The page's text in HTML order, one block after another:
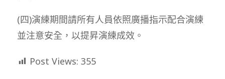
(四)演練期間請所有人員依照廣播指示配合演練
並注意安全，以提昇演練成效。
Post Views: 355